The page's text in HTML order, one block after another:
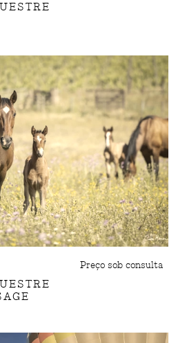
Preço sob consulta